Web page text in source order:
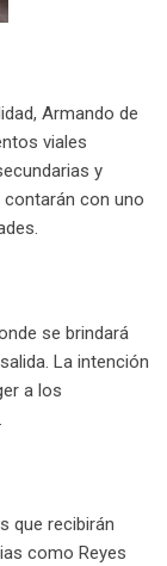
Armando de
viales
y
contarán con uno
se brindará
La intención
a los
que recibirán
como Reyes